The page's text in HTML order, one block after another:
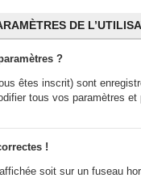
DE
?
êtes inscrit) sont
tous vos paramètres et
!
soit sur un fuseau